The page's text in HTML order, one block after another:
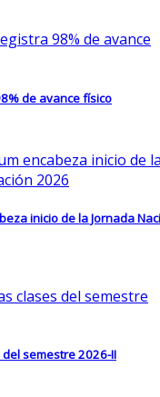
de avance físico
inicio de la Jornada
del semestre 2026-II